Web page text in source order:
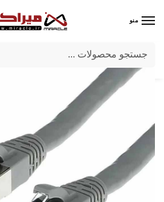
منو
میراکل/کامپیوتر/کابل/پچ کورد شبکه